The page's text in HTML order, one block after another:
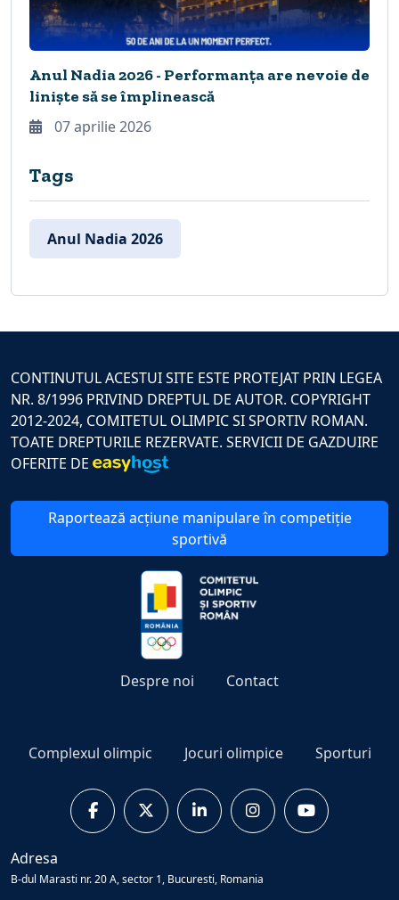
Anul Nadia 2026 - Performanța are nevoie de
liniște să se împlinească
07 aprilie 2026
Tags
Anul Nadia 2026
CONTINUTUL ACESTUI SITE ESTE PROTEJAT PRIN LEGEA
NR. 8/1996 PRIVIND DREPTUL DE AUTOR. COPYRIGHT
2012-2024, COMITETUL OLIMPIC SI SPORTIV ROMAN.
TOATE DREPTURILE REZERVATE. SERVICII DE GAZDUIRE
OFERITE DE
Raportează acțiune manipulare în competiție
sportivă
Despre noi Contact
Complexul olimpic Jocuri olimpice Sporturi
Adresa
B-dul Marasti nr. 20 A, sector 1, Bucuresti, Romania